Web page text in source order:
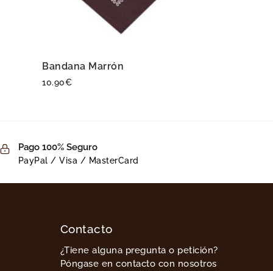
Bandana Marrón
10.90€
Pago 100% Seguro
PayPal / Visa / MasterCard
Contacto
¿Tiene alguna pregunta o petición?
Póngase en contacto con nosotros